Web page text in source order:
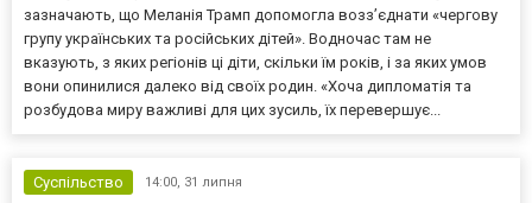
зазначають, що Меланія Трамп допомогла возз’єднати «чергову
групу українських та російських дітей». Водночас там не
вказують, з яких регіонів ці діти, скільки їм років, і за яких умов
вони опинилися далеко від своїх родин. «Хоча дипломатія та
розбудова миру важливі для цих зусиль, їх перевершує...
Суспільство 14:00, 31 липня